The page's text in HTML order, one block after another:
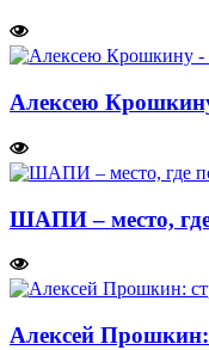
Алексею
ШАПИ – место,
Алексей